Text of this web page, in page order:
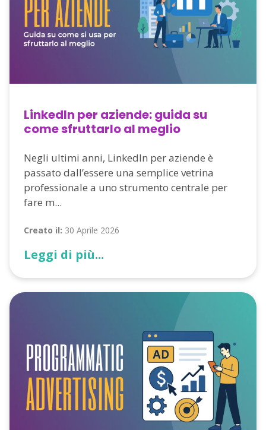
LinkedIn per aziende: guida su
come sfruttarlo al meglio
Negli ultimi anni, LinkedIn per aziende è
passato dall’essere una semplice vetrina
professionale a uno strumento centrale per
fare m...
Creato il: 30 Aprile 2026
Leggi di più...